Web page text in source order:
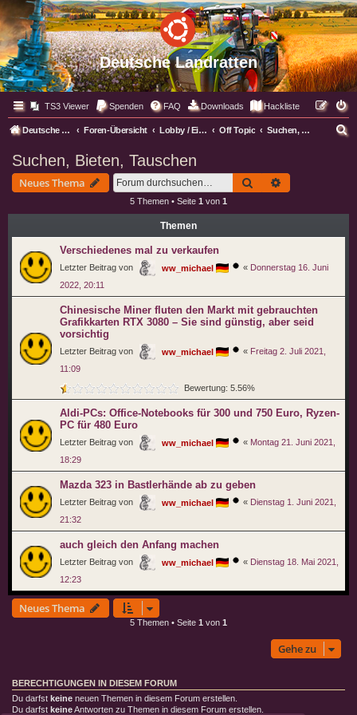
Deutsche Landratten
TS3 Viewer Spenden FAQ Downloads Hackliste
Deutsche Landratten Foren-Übersicht Lobby / Eingangsbereich Off Topic Suchen, Bieten, Tauschen
Suchen, Bieten, Tauschen
Neues Thema Suche
5 Themen • Seite 1 von 1
Themen
Verschiedenes mal zu verkaufen
Letzter Beitrag von ww_michael « Donnerstag 16. Juni
2022, 20:11
Chinesische Miner fluten den Markt mit gebrauchten
Grafikkarten RTX 3080 – Sie sind günstig, aber seid
vorsichtig
Letzter Beitrag von ww_michael « Freitag 2. Juli 2021,
11:09
Bewertung: 5.56%
Aldi-PCs: Office-Notebooks für 300 und 750 Euro, Ryzen-
PC für 480 Euro
Letzter Beitrag von ww_michael « Montag 21. Juni 2021,
18:29
Mazda 323 in Bastlerhände ab zu geben
Letzter Beitrag von ww_michael « Dienstag 1. Juni 2021,
21:32
auch gleich den Anfang machen
Letzter Beitrag von ww_michael « Dienstag 18. Mai 2021,
12:23
Neues Thema
5 Themen • Seite 1 von 1
Gehe zu
BERECHTIGUNGEN IN DIESEM FORUM
Du darfst keine neuen Themen in diesem Forum erstellen.
Du darfst keineAntworten zu Themen in diesem Forum erstellen.